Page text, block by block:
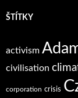
ŠTÍTKY
activism
civilisation
corporation crisis